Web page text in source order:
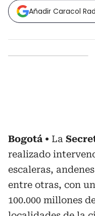
Añadir Caracol
Bogotá La
realizado
escaleras,
entre otras, con
100.000 millones